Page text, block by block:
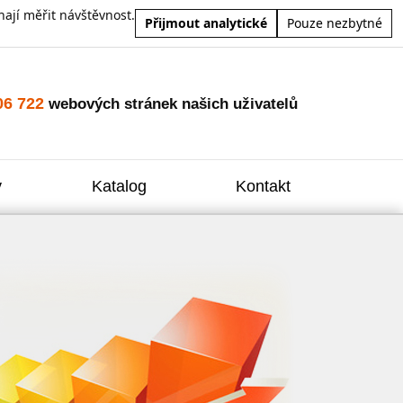
měřit návštěvnost.
Přijmout analytické Pouze nezbytné
722 webových stránek našich uživatelů
Katalog Kontakt